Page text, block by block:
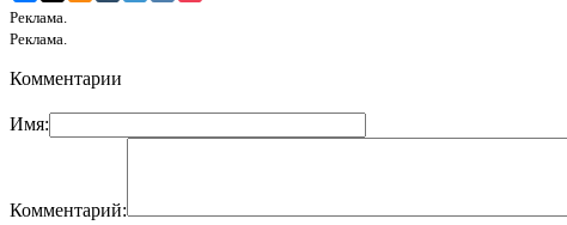
Реклама.
Реклама.
Комментарии
Имя:
Комментарий: